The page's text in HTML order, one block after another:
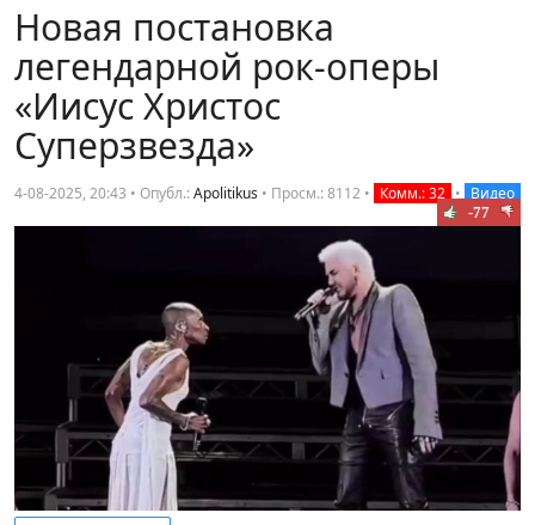
Новая постановка
легендарной рок-оперы
«Иисус Христос
Суперзвезда»
4-08-2025, 20:43 • Опубл.:Apolitikus • Просм.: 8112 • Комм.: 32 • Видео
-77